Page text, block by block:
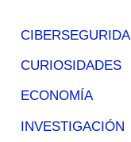
CURIOSIDADES
ECONOMÍA
INVESTIGACIÓN